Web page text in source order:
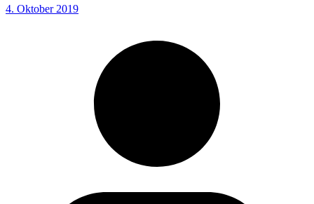
4. Oktober 2019